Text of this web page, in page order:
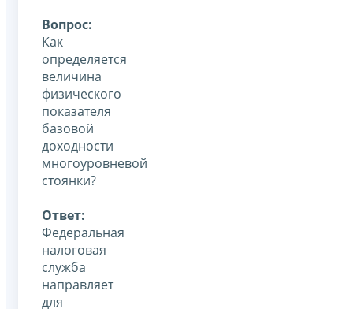
Вопрос:
Как
определяется
величина
физического
показателя
базовой
доходности
многоуровневой
стоянки?
Ответ:
Федеральная
налоговая
служба
направляет
для